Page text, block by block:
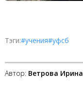
Тэги:#учения#уфсб
Автор: Ветрова Ирина